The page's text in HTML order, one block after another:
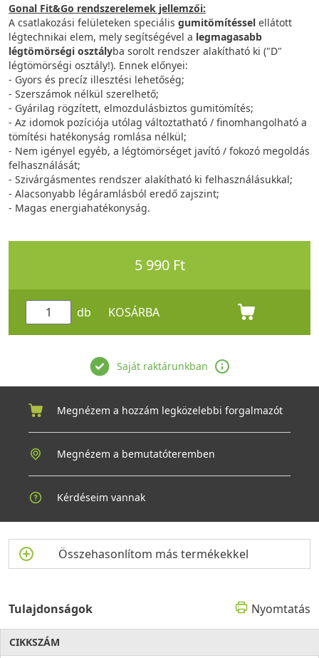
Gonal Fit&Go rendszerelemek jellemzői:
A csatlakozási felületeken speciális gumitömítéssel ellátott
légtechnikai elem, mely segítségével a legmagasabb
légtömörségi osztályba sorolt rendszer alakítható ki ("D"
légtömörségi osztály!). Ennek előnyei:
- Gyors és precíz illesztési lehetőség;
- Szerszámok nélkül szerelhető;
- Gyárilag rögzített, elmozdulásbiztos gumitömítés;
- Az idomok pozíciója utólag változtatható / finomhangolható a
tömítési hatékonyság romlása nélkül;
- Nem igényel egyéb, a légtömörséget javító / fokozó megoldás
felhasználását;
- Szivárgásmentes rendszer alakítható ki felhasználásukkal;
- Alacsonyabb légáramlásból eredő zajszint;
- Magas energiahatékonyság.
5 990 Ft
db KOSÁRBA
Saját raktárunkban
Megnézem a hozzám legközelebbi forgalmazót
Megnézem a bemutatóteremben
Kérdéseim vannak
Összehasonlítom más termékekkel
Tulajdonságok Nyomtatás
CIKKSZÁM